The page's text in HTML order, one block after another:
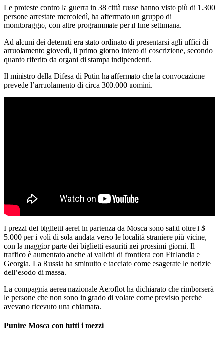
Le proteste contro la guerra in 38 città russe hanno visto più di 1.300
persone arrestate mercoledì, ha affermato un gruppo di
monitoraggio, con altre programmate per il fine settimana.
Ad alcuni dei detenuti era stato ordinato di presentarsi agli uffici di
arruolamento giovedì, il primo giorno intero di coscrizione, secondo
quanto riferito da organi di stampa indipendenti.
Il ministro della Difesa di Putin ha affermato che la convocazione
prevede l’arruolamento di circa 300.000 uomini.
I prezzi dei biglietti aerei in partenza da Mosca sono saliti oltre i $
5.000 per i voli di sola andata verso le località straniere più vicine,
con la maggior parte dei biglietti esauriti nei prossimi giorni. Il
traffico è aumentato anche ai valichi di frontiera con Finlandia e
Georgia. La Russia ha sminuito e tacciato come esagerate le notizie
dell’esodo di massa.
La compagnia aerea nazionale Aeroflot ha dichiarato che rimborserà
le persone che non sono in grado di volare come previsto perché
avevano ricevuto una chiamata.
Punire Mosca con tutti i mezzi